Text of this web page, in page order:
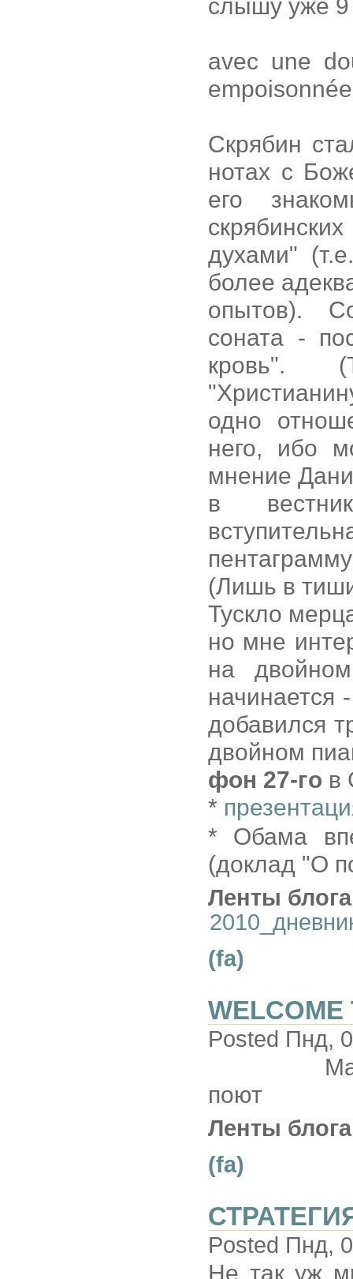
слышу уже 9
avec une
Скрябин
нотах с
его
духами"
более
опытов).
соната -
кровь".
одно
него, ибо
мнение
в
пентаграмму
(Лишь в
Тускло
но мне
на
начинается
добавился
двойном
фон 27-го в
*
* Обама
(доклад "О
Ленты
(fa)
WELCOME
Posted Пнд,
поют
Ленты
(fa)
Posted Пнд,
Не так уж